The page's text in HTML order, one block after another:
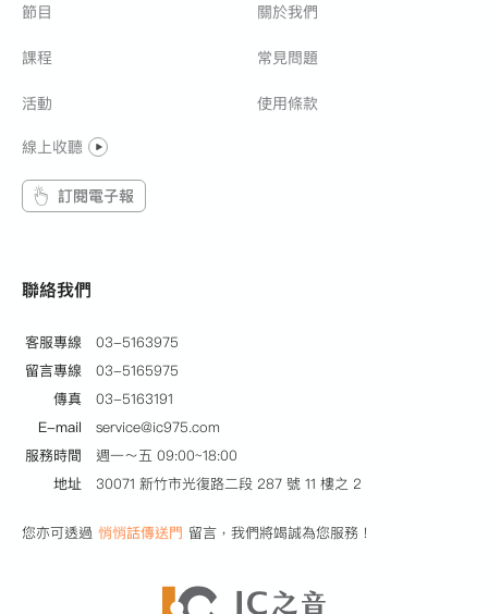
節目
課程
活動
線上收聽
訂閱電子報
關於我們
常見問題
使用條款
聯絡我們
客服專線
03-5163975
留言專線
03-5165975
傳真
03-5163191
E-mail
service@ic975.com
服務時間
週一～五 09:00~18:00
地址
30071 新竹市光復路二段 287 號 11 樓之 2
您亦可透過 悄悄話傳送門 留言，我們將竭誠為您服務！